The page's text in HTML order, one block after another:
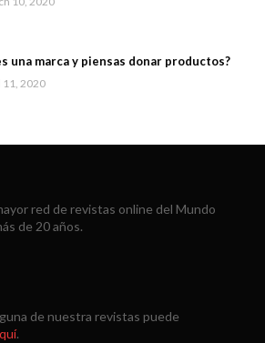
una marca y piensas donar productos?
11, 2020
red de revistas online del Mundo
de 20 años.
de nuestra revistas puede
.